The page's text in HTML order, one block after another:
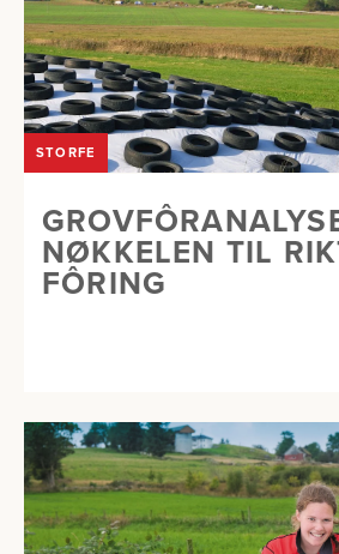
STORFE
NØKKELEN TIL
FÔRING